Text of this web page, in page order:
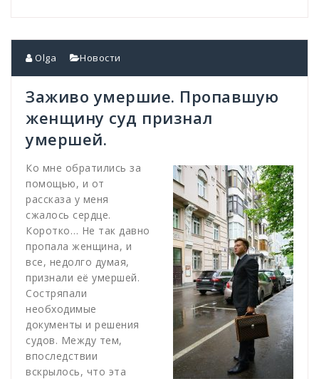
Olga Новости
Заживо умершие. Пропавшую
женщину суд признал
умершей.
Ко мне обратились за
помощью, и от
рассказа у меня
сжалось сердце.
Коротко… Не так давно
пропала женщина, и
все, недолго думая,
признали её умершей.
Состряпали
необходимые
документы и решения
судов. Между тем,
впоследствии
вскрылось, что эта